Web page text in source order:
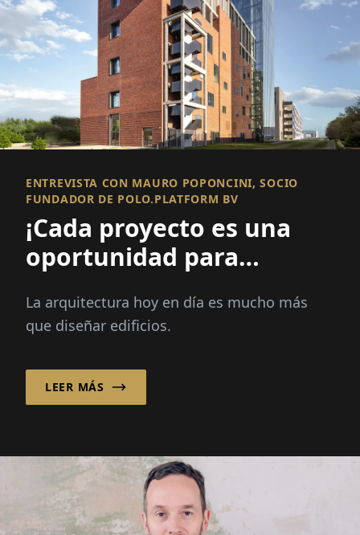
ENTREVISTA CON MAURO POPONCINI, SOCIO
FUNDADOR DE POLO.PLATFORM BV
¡Cada proyecto es una
oportunidad para
fortalecer una
comunidad!
La arquitectura hoy en día es mucho más
que diseñar edificios.
LEER MÁS